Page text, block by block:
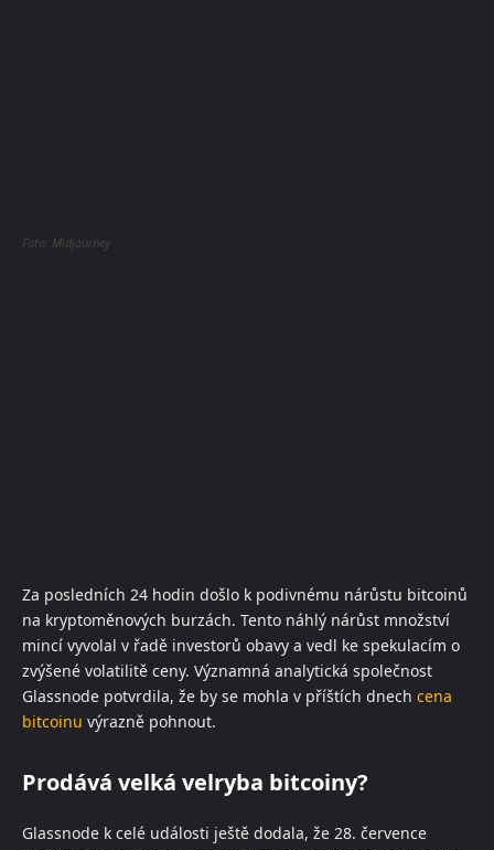
Foto: Midjourney
Za posledních 24 hodin došlo k podivnému nárůstu bitcoinů
na kryptoměnových burzách. Tento náhlý nárůst množství
mincí vyvolal v řadě investorů obavy a vedl ke spekulacím o
zvýšené volatilitě ceny. Významná analytická společnost
Glassnode potvrdila, že by se mohla v příštích dnech cena
bitcoinu výrazně pohnout.
Prodává velká velryba bitcoiny?
Glassnode k celé události ještě dodala, že 28. července